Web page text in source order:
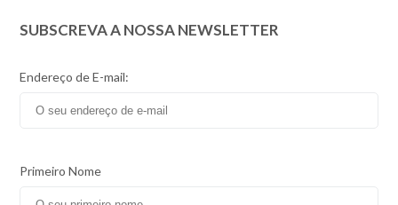
SUBSCREVA A NOSSA NEWSLETTER
Endereço de E-mail:
Primeiro Nome